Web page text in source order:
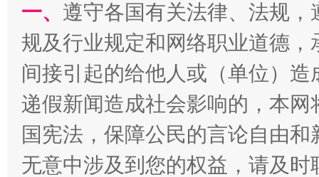
千年窑火 生生不息 一
一、 遵守各国有关法律、法规
规及行业规定和网络职业道德
间接引起的给他人或（单位）
递假新闻造成社会影响的，本
国宪法，保障公民的言论自由
无意中涉及到您的权益，请及